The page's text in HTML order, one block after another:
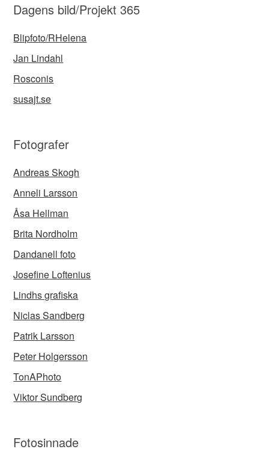
Dagens bild/Projekt 365
Blipfoto/RHelena
Jan Lindahl
Rosconis
susajt.se
Fotografer
Andreas Skogh
Anneli Larsson
Åsa Hellman
Brita Nordholm
Dandanell foto
Josefine Loftenius
Lindhs grafiska
Niclas Sandberg
Patrik Larsson
Peter Holgersson
TonAPhoto
Viktor Sundberg
Fotosinnade